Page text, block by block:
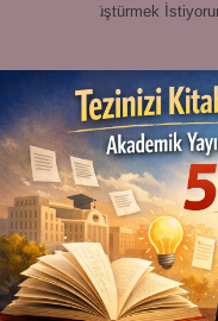
Kitaba Dönüştürmek